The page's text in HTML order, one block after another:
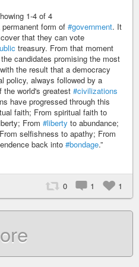
1-4 of 4
form of #government. It
that they can vote
treasury. From that moment
candidates promising the most
the result that a democracy
policy, always followed by a
the world's greatest #civilizations
have progressed through this
faith; From spiritual faith to
From #liberty to abundance;
selfishness to apathy; From
back into #bondage.”
0 1 1